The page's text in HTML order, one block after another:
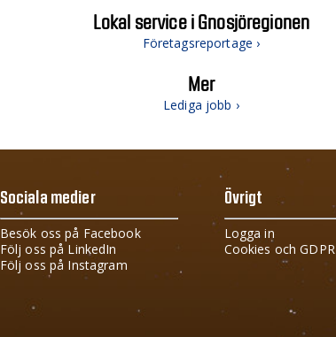
Lokal service i Gnosjöregionen
Företagsreportage ›
Mer
Lediga jobb ›
Sociala medier
Besök oss på Facebook
Följ oss på LinkedIn
Följ oss på Instagram
Övrigt
Logga in
Cookies och GDPR